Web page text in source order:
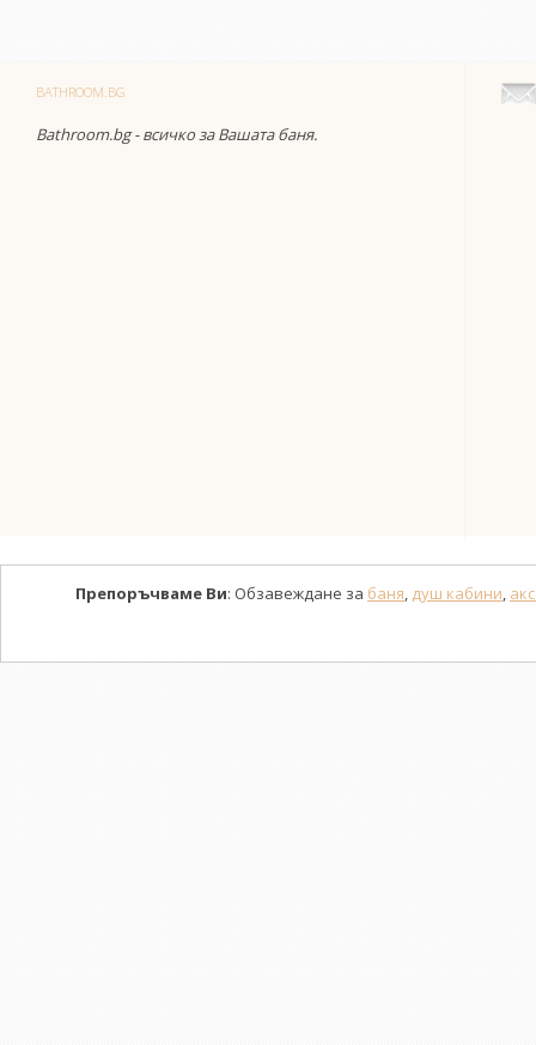
BATHROOM.BG
Bathroom.bg - всичко за Вашата баня.
Препоръчваме Ви: Обзавеждане за баня, душ кабини,